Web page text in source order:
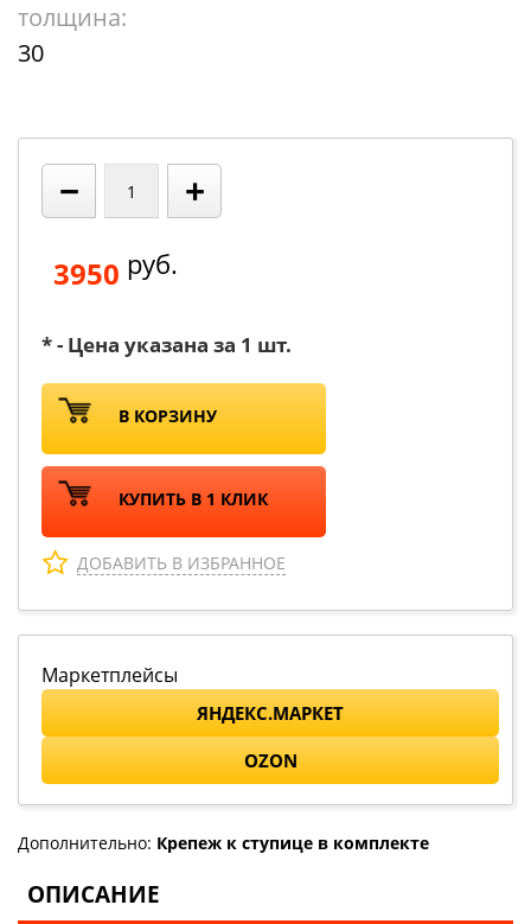
толщина:
30
− +
3950 руб.
* - Цена указана за 1 шт.
В КОРЗИНУ
КУПИТЬ В 1 КЛИК
ДОБАВИТЬ В ИЗБРАННОЕ
Маркетплейсы
ЯНДЕКС.МАРКЕТ
OZON
Дополнительно: Крепеж к ступице в комплекте
ОПИСАНИЕ